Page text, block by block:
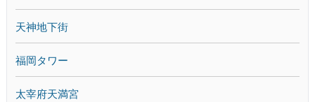
天神地下街
福岡タワー
太宰府天満宮